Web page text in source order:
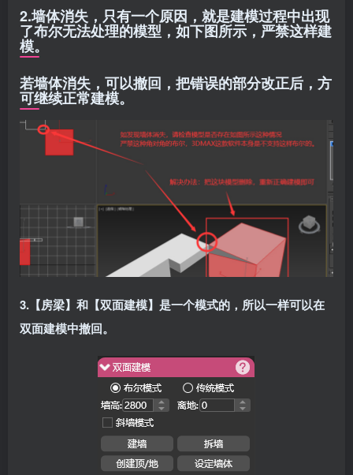
2.墙体消失，只有一个原因，就是建模过程中出现
了布尔无法处理的模型，如下图所示，严禁这样建
模。
若墙体消失，可以撤回，把错误的部分改正后，方
可继续正常建模。
3.【房梁】和【双面建模】是一个模式的，所以一样可以在
双面建模中撤回。